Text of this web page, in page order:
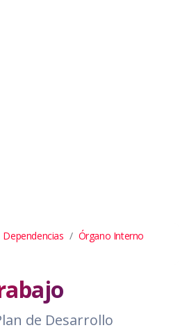
Dependencias
Órgano Interno
de Desarrollo